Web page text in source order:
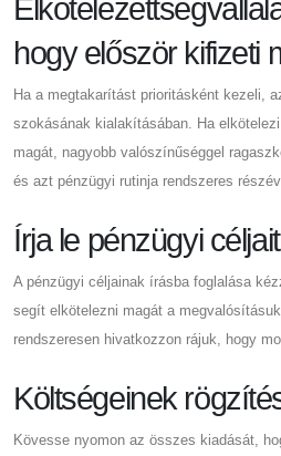
hogy először kifizeti
Ha a megtakarítást prioritásként kezeli,
szokásának kialakításában. Ha
magát, nagyobb valószínűséggel
és azt pénzügyi rutinja rendszeres
Írja le pénzügyi céljait
A pénzügyi céljainak írásba foglalása
segít elkötelezni magát a
rendszeresen hivatkozzon rájuk, hogy
Költségeinek
Kövesse nyomon az összes kiadását,